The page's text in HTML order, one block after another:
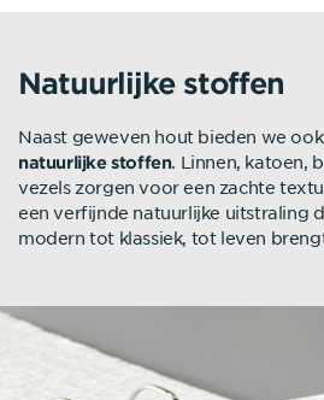
Natuurlijke stoffen
Naast geweven hout bieden we
natuurlijke stoffen. Linnen, katoen,
vezels zorgen voor een zachte
een verfijnde natuurlijke uitstraling
modern tot klassiek, tot leven